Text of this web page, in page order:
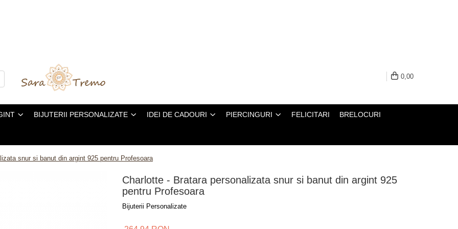
0,00
BIJUTERII PERSONALIZATE IDEI DE CADOURI PIERCINGURI FELICITARI BRELOCURI
snur si banut din argint 925 pentru Profesoara
Charlotte - Bratara personalizata snur si banut din argint 925
pentru Profesoara
Bijuterii Personalizate